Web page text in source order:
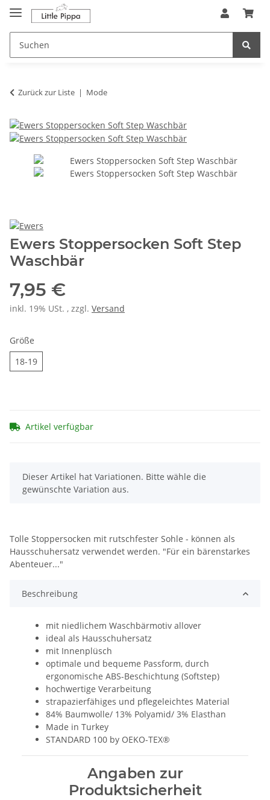
Zum Hauptinhalt springen
springen
Zurück zur Liste Mode
Ewers Stoppersocken Soft Step
Waschbär
7,95 €
inkl. 19% USt. , zzgl. Versand
Größe
18-1918-19
Artikel verfügbar
x
Dieser Artikel hat Variationen. Bitte wähle die
gewünschte Variation aus.
Tolle Stoppersocken mit rutschfester Sohle - können als
Hausschuhersatz verwendet werden. "Für ein bärenstarkes
Abenteuer..."
Beschreibung
mit niedlichem Waschbärmotiv allover
ideal als Hausschuhersatz
mit Innenplüsch
optimale und bequeme Passform, durch
ergonomische ABS-Beschichtung (Softstep)
hochwertige Verarbeitung
strapazierfähiges und pflegeleichtes Material
84% Baumwolle/ 13% Polyamid/ 3% Elasthan
Made in Turkey
STANDARD 100 by OEKO-TEX®
Angaben zur
Produktsicherheit